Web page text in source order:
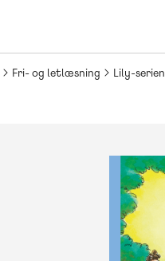
Fri- og letlæsning Lily-serien